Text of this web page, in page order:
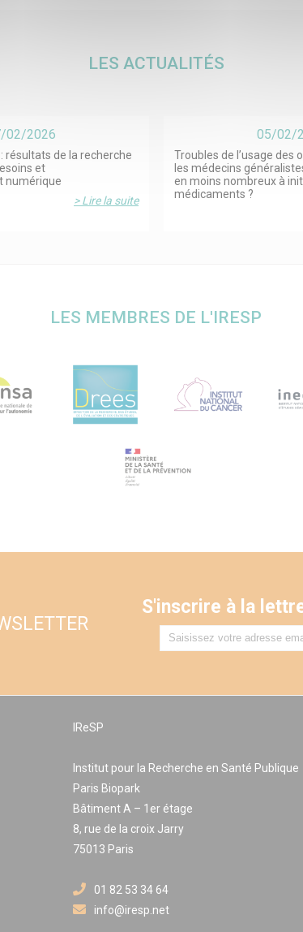
LES ACTUALITÉS
02/2026
résultats de la recherche
et
numérique
> Lire la suite
05/02/
Troubles de l’usage des
les médecins
en moins nombreux à
médicaments ?
LES MEMBRES DE L'IRESP
S'inscrire à la
IReSP
Institut pour la Recherche en Santé Publique
Paris Biopark
Bâtiment A – 1er étage
8, rue de la croix Jarry
75013 Paris
01 82 53 34 64
info@iresp.net